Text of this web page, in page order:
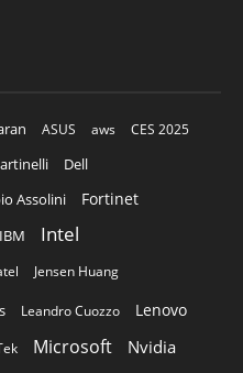
ASUS aws
CES 2025
Dell
Assolini Fortinet
IBM Intel
Jensen Huang
Leandro Cuozzo Lenovo
Microsoft Nvidia